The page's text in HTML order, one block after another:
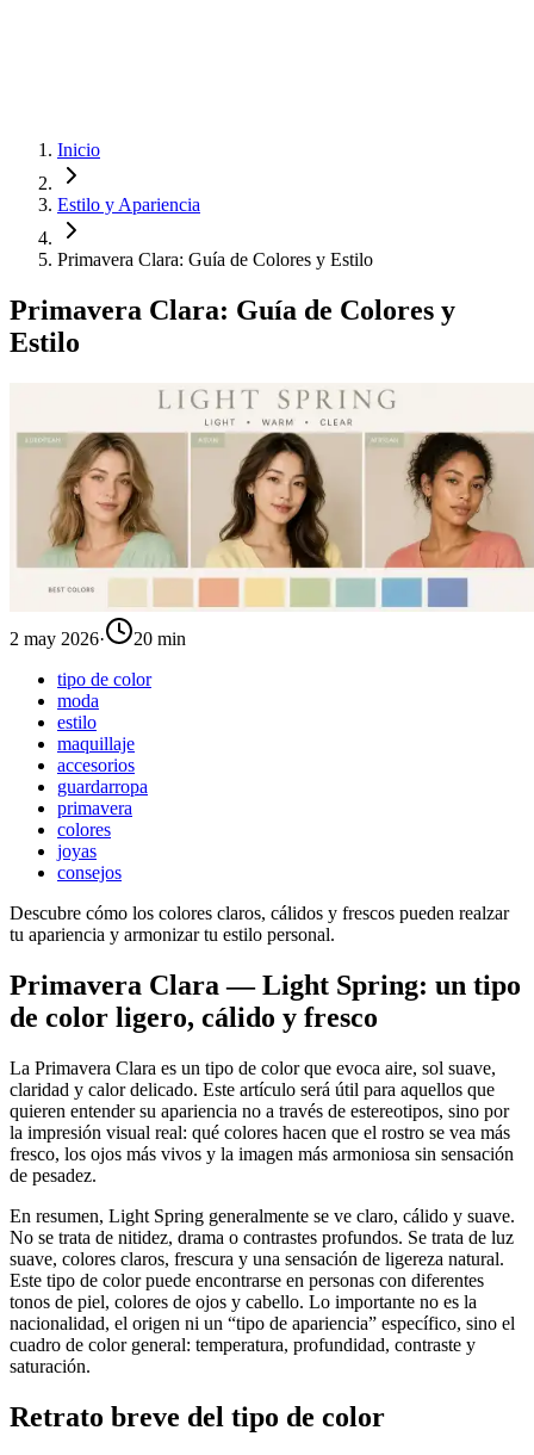
Inicio
Estilo y Apariencia
Primavera Clara: Guía de Colores y Estilo
Primavera Clara: Guía de Colores y
Estilo
2 may 2026·
20 min
tipo de color
moda
estilo
maquillaje
accesorios
guardarropa
primavera
colores
joyas
consejos
Descubre cómo los colores claros, cálidos y frescos pueden realzar
tu apariencia y armonizar tu estilo personal.
Primavera Clara — Light Spring: un tipo
de color ligero, cálido y fresco
La Primavera Clara es un tipo de color que evoca aire, sol suave,
claridad y calor delicado. Este artículo será útil para aquellos que
quieren entender su apariencia no a través de estereotipos, sino por
la impresión visual real: qué colores hacen que el rostro se vea más
fresco, los ojos más vivos y la imagen más armoniosa sin sensación
de pesadez.
En resumen, Light Spring generalmente se ve claro, cálido y suave.
No se trata de nitidez, drama o contrastes profundos. Se trata de luz
suave, colores claros, frescura y una sensación de ligereza natural.
Este tipo de color puede encontrarse en personas con diferentes
tonos de piel, colores de ojos y cabello. Lo importante no es la
nacionalidad, el origen ni un “tipo de apariencia” específico, sino el
cuadro de color general: temperatura, profundidad, contraste y
saturación.
Retrato breve del tipo de color